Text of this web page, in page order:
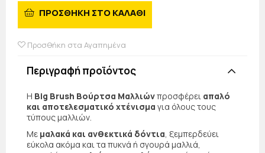
ΠΡΟΣΘΗΚΗ ΣΤΟ ΚΑΛΑΘΙ
Προσθήκη στα Αγαπημένα
Περιγραφή προϊόντος
Η Big Brush Βούρτσα Μαλλιώνπροσφέρει απαλό
και αποτελεσματικό χτένισμα για όλους τους
τύπους μαλλιών.
Με μαλακά και ανθεκτικά δόντια , ξεμπερδεύει
εύκολα ακόμα και τα πυκνά ή σγουρά μαλλιά,